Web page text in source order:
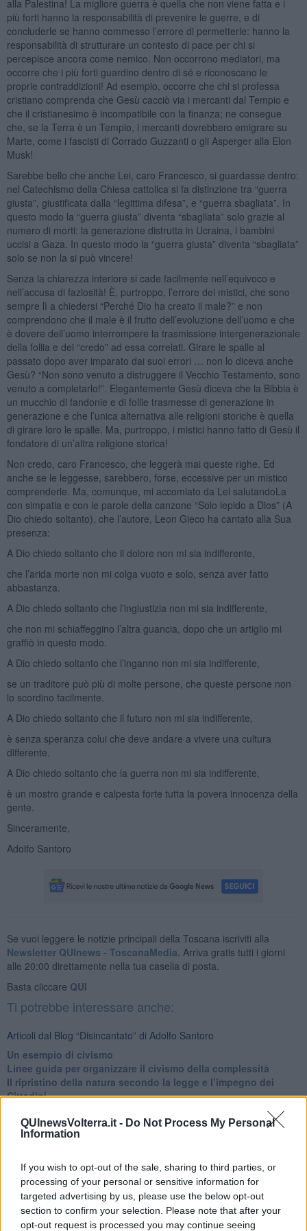
QUInewsVolterra.it - Do Not Process My Personal
Information
If you wish to opt-out of the sale, sharing to third parties, or
processing of your personal or sensitive information for
targeted advertising by us, please use the below opt-out
section to confirm your selection. Please note that after your
opt-out request is processed you may continue seeing
alla Palestina! La migliore guerra è quella che non viene fatta e i
più forti hanno la responsabilità di prevenire le guerre, e di
concluderle se hanno commesso l’errore di permetterle: hanno la
responsabilità di strutturare un contesto di pace per chi si
percepisce ancora come nemico. Non occorrono mediatori, ma
occorre che i più forti guardino dentro di sé e riconoscano le
proprie contraddizioni! Ad esempio, occorre che chi si professa
cristiano comprenda che Gesù cacciò via i mercanti dal Tempio e
che il cristianesimo è incompatibile con la finanza; ne consegue
che, se la Terra è un Tempio, i mercanti dovrebbero emigrare su
Marte, come i fascisti di Corrado Guzzanti o gli Asperger alla Elon
Musk!
Sarebbe bello che anche Lei, caro Francesco, si guardasse dentro:
nel Catechismo della Chiesa cattolica si fa distinzione tra “guerra
giusta”, giustificata dalla “legittima difesa”, e “guerra sbagliata”. In
questo modo la “guerra giusta” diventa “sbagliata” solo grazie al
numero di morti: la generazione distrutta in Ucraina, i bambini
uccisi a Gaza. In questo modo la “guerra giusta” diventa “sbagliata”
solo se non la si può vincere!
Senza la chiarezza interiore si cade facilmente nell’equivoco e
nell’accusa di faziosità! È, purtroppo, l’errore dei mistici, che sono
sempre lì a chiedersi “Perché Dio ha creato il male?” e non
comprendono che il male è il frutto dell’evoluzione dell’uomo e che
è dovere dell’uomo interrompere la trasmissione intergenerazionale
della follia e dei “credo” ad essa correlati. Girare le spalle al
passato dopo aver imparato dai suoi errori … non lo diceva anche
Gesù? “Non sono venuto a distruggere il Vecchio Testamento, sono
venuto a completarlo!”. Elegantemente Gesù diceva che la Bibbia è
un mucchio di fandonie e di follie trasmesse di generazione in
generazione e che l’unica alternativa alle religioni storiche è quella
di girare loro le spalle. Ma, purtroppo, i mistici hanno fatto di Gesù il
fondatore di un’altra religione storica!
Non credo, caro Francesco, che leggerà mai queste righe. Ed
anche se le leggesse, sarebbero, forse, eccessive per un mistico
comprenderle. Ma, comunque, mi accomiato da Lei salutandoLa
con simpatia e con le parole della canzone “Solo lepido a Dios” (A
Dio chiedo soltanto), che l’autore, Leon Gieco ha cantato alla Sua
presenza:
A Dio chiedo soltanto che il dolore non mi sia indifferente,
che l’arida morte non mi colga vuoto e solo, senza aver fatto
abbastanza.
A Dio chiedo soltanto che l’ingiustizia non mi sia indifferente,
che non mi schiaffeggino l’altra guancia, dopo che un artiglio mi
graffiò in questo modo.
A Dio chiedo soltanto che l’inganno non mi sia indifferente,
se un traditore può più di molte persone, che queste persone non
lo scordino facilmente.
A Dio chiedo soltanto che il futuro non mi sia indifferente,
è senza speranza colui che deve andare a vivere una cultura
differente.
A Dio chiedo soltanto che la guerra non mi sia indifferente,
è un mostro grande e calpesta forte tutta la povera innocenza della
gente.
Sinceramente,
Adolfo Santoro
Se vuoi leggere le notizie principali della Toscana iscriviti alla
Newsletter QUInews - ToscanaMedia. Arriva gratis tutti i giorni
alle 20:00 direttamente nella tua casella di posta.
Basta cliccare QUI
Ti potrebbe interessare anche:
Articoli dal Blog “Disincantato” di Adolfo Santoro
​Un esempio di civismo
​Linee guida per organizzare il civismo della complessità
​Il ripristino della natura secondo la legge e l’impegno dei
Cittadini
Tutti morimmo a stento (3)
Tutti morimmo a stento (2)
IL CORRIDOIO BLU il resoconto del convegno
Un manuale essenziale per seguire il CORRIDOIO BLU
Il corridoio blu
​Il cronoprogramma ottimale verso il full electric sui traghetti
​I costi dell’adeguamento al cold ironing